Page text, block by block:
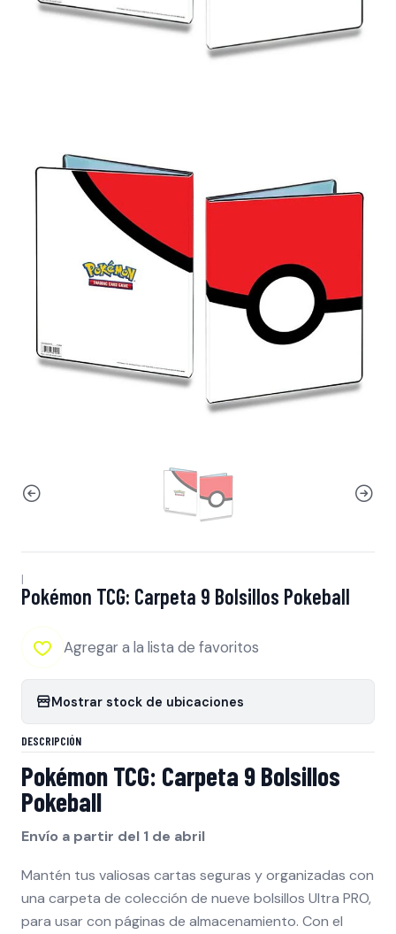
|
Pokémon TCG: Carpeta 9 Bolsillos Pokeball
Agregar a la lista de favoritos
Mostrar stock de ubicaciones
DESCRIPCIÓN
Pokémon TCG: Carpeta 9 Bolsillos
Pokeball
Envío a partir del 1 de abril
Mantén tus valiosas cartas seguras y organizadas con
una carpeta de colección de nueve bolsillos Ultra PRO,
para usar con páginas de almacenamiento. Con el